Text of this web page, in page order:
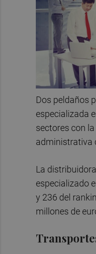
Dos peldaños
especializada
sectores con
administrativa
La
especializado
y 236 del
millones de